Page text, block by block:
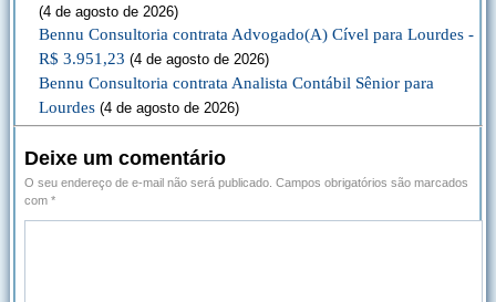
(4 de agosto de 2026)
Bennu Consultoria contrata Advogado(A) Cível para Lourdes -
R$ 3.951,23 (4 de agosto de 2026)
Bennu Consultoria contrata Analista Contábil Sênior para
Lourdes (4 de agosto de 2026)
Deixe um comentário
O seu endereço de e-mail não será publicado. Campos obrigatórios são marcados
com *